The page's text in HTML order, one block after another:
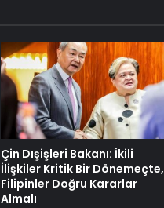
Çin Dışişleri Bakanı: İkili
İlişkiler Kritik Bir Dönemeçte,
Filipinler Doğru Kararlar
Almalı